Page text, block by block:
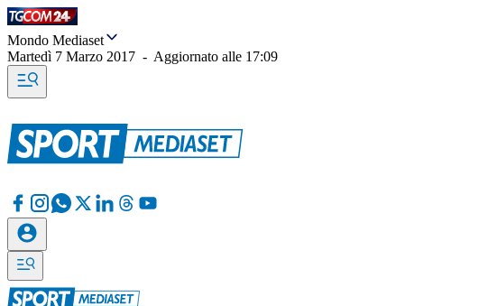
Mondo Mediaset
Martedì 7 Marzo 2017 - Aggiornato alle 17:09